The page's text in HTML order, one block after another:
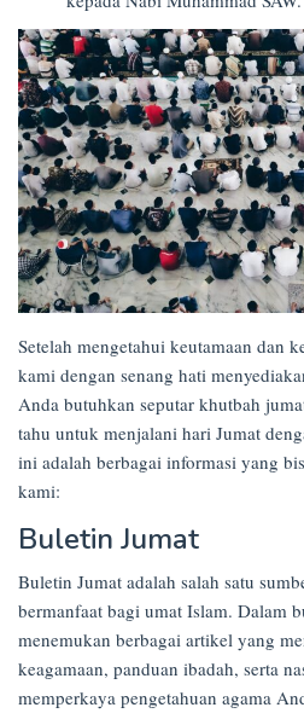
Setelah mengetahui keutamaan dan
kami dengan senang hati
Anda butuhkan seputar khutbah
tahu untuk menjalani hari Jumat
ini adalah berbagai informasi yang
kami:
Buletin Jumat
Buletin Jumat adalah salah satu
bermanfaat bagi umat Islam. Dalam
menemukan berbagai artikel yang
keagamaan, panduan ibadah, serta
memperkaya pengetahuan agama